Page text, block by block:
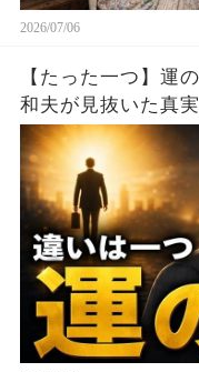
2026/07/06
【たった一つ】運
和夫が見抜いた真実